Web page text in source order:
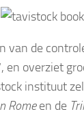
van de
overziet
instituut
Romeen de